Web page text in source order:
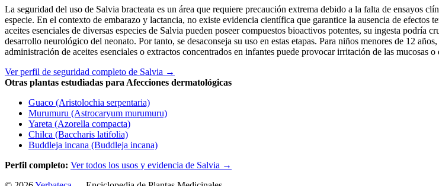
La seguridad del uso de Salvia bracteata es un área que requiere precaución extrema debido a la falta de ensayos
especie. En el contexto de embarazo y lactancia, no existe evidencia científica que garantice la ausencia de
aceites esenciales de diversas especies de Salvia pueden poseer compuestos bioactivos potentes, su ingesta podría
desarrollo neurológico del neonato. Por tanto, se desaconseja su uso en estas etapas. Para niños menores de 12
administración de aceites esenciales o extractos concentrados en infantes puede provocar irritación de las mucosas
Ver perfil de seguridad completo de Salvia →
Otras plantas estudiadas para Afecciones dermatológicas
Guaco (Aristolochia serpentaria)
Murumuru (Astrocaryum murumuru)
Yareta (Azorella compacta)
Chilca (Baccharis latifolia)
Buddleja incana (Buddleja incana)
Perfil completo: Ver todos los usos y evidencia de Salvia →